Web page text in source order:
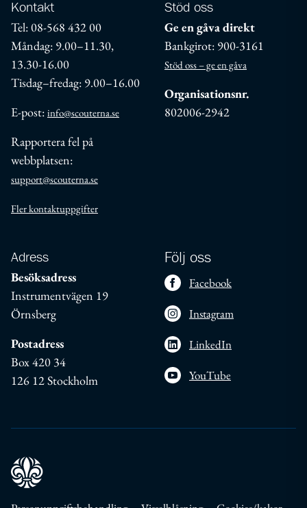
Kontakt
Tel: 08-568 432 00
Måndag: 9.00–11.30,
13.30-16.00
Tisdag–fredag: 9.00–16.00
E-post: info@scouterna.se
Rapportera fel på
webbplatsen:
support@scouterna.se
Fler kontaktuppgifter
Stöd oss
Ge en gåva direkt
Bankgirot: 900-3161
Stöd oss – ge en gåva
Organisationsnr.
802006-2942
Adress
Besöksadress
Instrumentvägen 19
Örnsberg
Postadress
Box 420 34
126 12 Stockholm
Följ oss
Facebook
Instagram
LinkedIn
YouTube